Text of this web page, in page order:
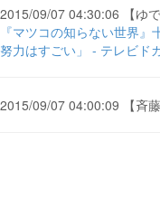
2015/09/07 04:30:06 【ゆで
『マツコの知らない世界
努力はすごい」 - テレビド
2015/09/07 04:00:09 【斉藤